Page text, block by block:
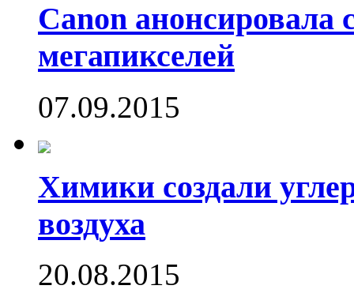
Canon анонсировала
мегапикселей
07.09.2015
Химики создали
воздуха
20.08.2015